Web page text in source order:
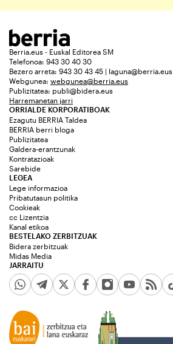
Berria.eus - Euskal Editorea SM
Telefonoa: 943 30 40 30
Bezero arreta: 943 30 43 45 | laguna@berria.eus
Webgunea: webgunea@berria.eus
Publizitatea: publi@bidera.eus
Harremanetan jarri
ORRIALDE KORPORATIBOAK
Ezagutu BERRIA Taldea
BERRIA berri bloga
Publizitatea
Galdera-erantzunak
Kontratazioak
Sarebide
JARRAITU
LEGEA
Lege informazioa
Pribatutasun politika
Cookieak
cc Lizentzia
Kanal etikoa
BESTELAKO ZERBITZUAK
Bidera zerbitzuak
Midas Media